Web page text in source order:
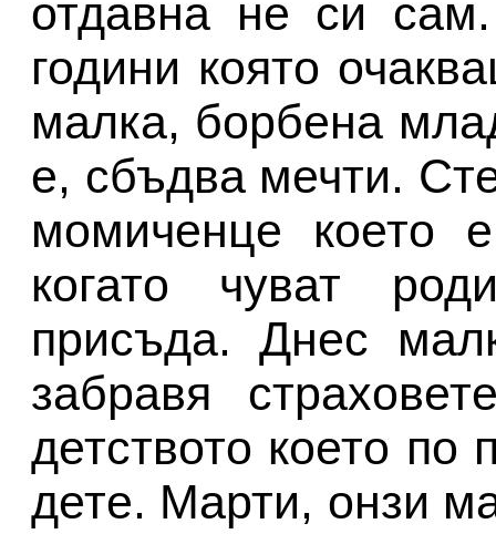
отдавна не си
години която
малка, борбена
е, сбъдва мечти.
момиченце което
когато чуват
присъда. Днес
забравя
детството което по
дете. Марти, онзи